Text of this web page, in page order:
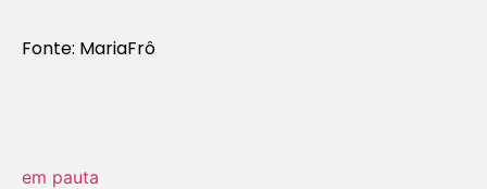
Fonte: MariaFrô
em pauta